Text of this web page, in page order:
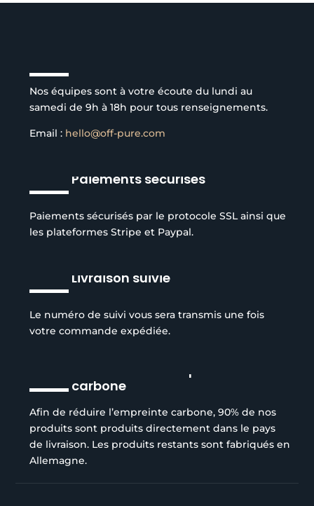
Nos équipes sont à votre écoute du lundi au
samedi de 9h à 18h pour tous renseignements.
Email : hello@off-pure.com
Paiements sécurisés
Paiements sécurisés par le protocole SSL ainsi que
les plateformes Stripe et Paypal.
Livraison suivie
Le numéro de suivi vous sera transmis une fois
votre commande expédiée.
Réduction de l’empreinte
carbone
Afin de réduire l’empreinte carbone, 90% de nos
produits sont produits directement dans le pays
de livraison. Les produits restants sont fabriqués en
Allemagne.